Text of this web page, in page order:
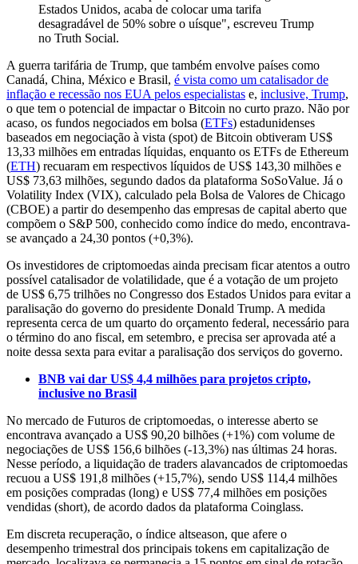
Estados Unidos, acaba de colocar uma tarifa
desagradável de 50% sobre o uísque", escreveu Trump
no Truth Social.
A guerra tarifária de Trump, que também envolve países como
Canadá, China, México e Brasil, é vista como um catalisador de
inflação e recessão nos EUA pelos especialistas e, inclusive, Trump,
o que tem o potencial de impactar o Bitcoin no curto prazo. Não por
acaso, os fundos negociados em bolsa (ETFs) estadunidenses
baseados em negociação à vista (spot) de Bitcoin obtiveram US$
13,33 milhões em entradas líquidas, enquanto os ETFs de Ethereum
(ETH) recuaram em respectivos líquidos de US$ 143,30 milhões e
US$ 73,63 milhões, segundo dados da plataforma SoSoValue. Já o
Volatility Index (VIX), calculado pela Bolsa de Valores de Chicago
(CBOE) a partir do desempenho das empresas de capital aberto que
compõem o S&P 500, conhecido como índice do medo, encontrava-
se avançado a 24,30 pontos (+0,3%).
Os investidores de criptomoedas ainda precisam ficar atentos a outro
possível catalisador de volatilidade, que é a votação de um projeto
de US$ 6,75 trilhões no Congresso dos Estados Unidos para evitar a
paralisação do governo do presidente Donald Trump. A medida
representa cerca de um quarto do orçamento federal, necessário para
o término do ano fiscal, em setembro, e precisa ser aprovada até a
noite dessa sexta para evitar a paralisação dos serviços do governo.
BNB vai dar US$ 4,4 milhões para projetos cripto,
inclusive no Brasil
No mercado de Futuros de criptomoedas, o interesse aberto se
encontrava avançado a US$ 90,20 bilhões (+1%) com volume de
negociações de US$ 156,6 bilhões (-13,3%) nas últimas 24 horas.
Nesse período, a liquidação de traders alavancados de criptomoedas
recuou a US$ 191,8 milhões (+15,7%), sendo US$ 114,4 milhões
em posições compradas (long) e US$ 77,4 milhões em posições
vendidas (short), de acordo dados da plataforma Coinglass.
Em discreta recuperação, o índice altseason, que afere o
desempenho trimestral dos principais tokens em capitalização de